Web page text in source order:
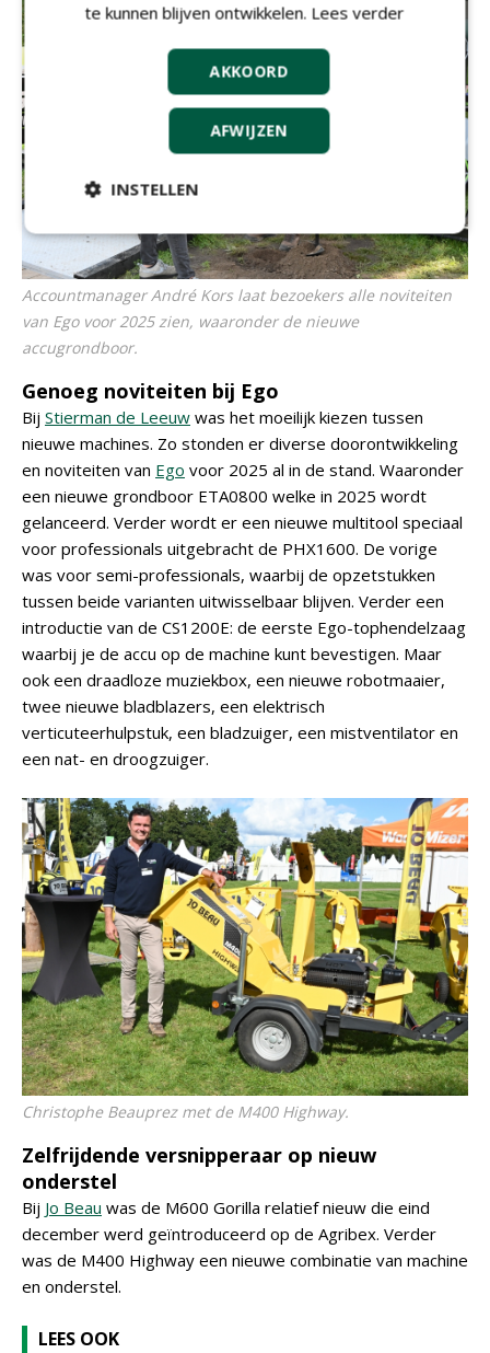
Accountmanager André Kors laat bezoekers alle noviteiten
van Ego voor 2025 zien, waaronder de nieuwe
accugrondboor.
Genoeg noviteiten bij Ego
Bij Stierman de Leeuw was het moeilijk kiezen tussen
nieuwe machines. Zo stonden er diverse doorontwikkeling
en noviteiten van Ego voor 2025 al in de stand. Waaronder
een nieuwe grondboor ETA0800 welke in 2025 wordt
gelanceerd. Verder wordt er een nieuwe multitool speciaal
voor professionals uitgebracht de PHX1600. De vorige
was voor semi-professionals, waarbij de opzetstukken
tussen beide varianten uitwisselbaar blijven. Verder een
introductie van de CS1200E: de eerste Ego-tophendelzaag
waarbij je de accu op de machine kunt bevestigen. Maar
ook een draadloze muziekbox, een nieuwe robotmaaier,
twee nieuwe bladblazers, een elektrisch
verticuteerhulpstuk, een bladzuiger, een mistventilator en
een nat- en droogzuiger.
Christophe Beauprez met de M400 Highway.
Zelfrijdende versnipperaar op nieuw
onderstel
Bij Jo Beau was de M600 Gorilla relatief nieuw die eind
december werd geïntroduceerd op de Agribex. Verder
was de M400 Highway een nieuwe combinatie van machine
en onderstel.
LEES OOK
te kunnen blijven ontwikkelen. Lees verder
AKKOORD
AFWIJZEN
INSTELLEN